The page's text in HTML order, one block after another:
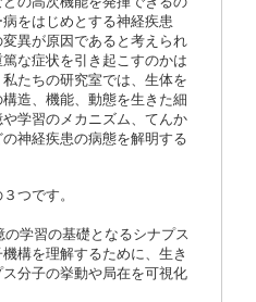
をはじめとする神経疾患
異が原因であると考えられ
な症状を引き起こすのかは
たちの研究室では、生体を
造、機能、動態を生きた細
学習のメカニズム、てんか
神経疾患の病態を解明する
つです。
の学習の基礎となるシナプス
構を理解するために、生き
分子の挙動や局在を可視化